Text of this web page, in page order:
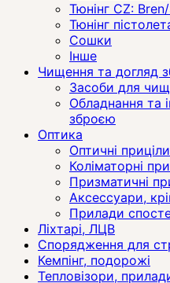
Тюнінг CZ:
Тюнінг
Сошки
Інше
Чищення та догляд
Засоби для
Обладнання та
зброєю
Оптика
Оптичні приціли
Коліматорні
Призматичні
Аксессуари,
Прилади
Ліхтарі, ЛЦВ
Спорядження для
Кемпінг, подорожі
Тепловізори,